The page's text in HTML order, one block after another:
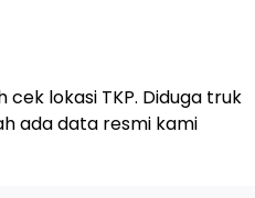
cek lokasi TKP. Diduga truk
ada data resmi kami